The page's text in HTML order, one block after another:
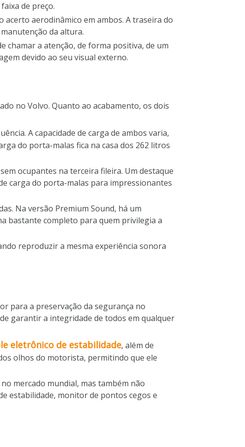
de preço.
aerodinâmico em ambos. A traseira do
da altura.
chamar a atenção, de forma positiva, de um
devido ao seu visual externo.
no Volvo. Quanto ao acabamento, os dois
A capacidade de carga de ambos varia,
do porta-malas fica na casa dos 262 litros
ocupantes na terceira fileira. Um destaque
carga do porta-malas para impressionantes
Na versão Premium Sound, há um
bastante completo para quem privilegia a
reproduzir a mesma experiência sonora
para a preservação da segurança no
garantir a integridade de todos em qualquer
eletrônico de estabilidade, além de
olhos do motorista, permitindo que ele
mercado mundial, mas também não
estabilidade, monitor de pontos cegos e